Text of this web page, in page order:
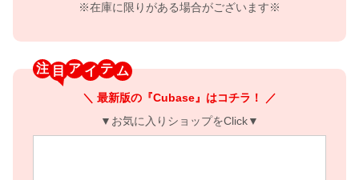
※在庫に限りがある場合がございます※
注 ア テ
＼ 最新版の『Cubase』はコチラ！ ／
▼お気に入りショップをClick▼